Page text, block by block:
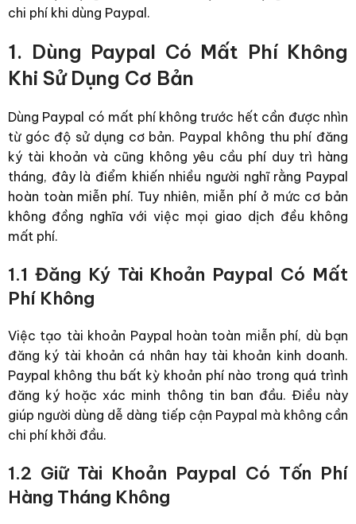
chi phí khi dùng Paypal.
1. Dùng Paypal Có Mất Phí Không
Khi Sử Dụng Cơ Bản
Dùng Paypal có mất phí không trước hết cần được nhìn
từ góc độ sử dụng cơ bản. Paypal không thu phí đăng
ký tài khoản và cũng không yêu cầu phí duy trì hàng
tháng, đây là điểm khiến nhiều người nghĩ rằng Paypal
hoàn toàn miễn phí. Tuy nhiên, miễn phí ở mức cơ bản
không đồng nghĩa với việc mọi giao dịch đều không
mất phí.
1.1 Đăng Ký Tài Khoản Paypal Có Mất
Phí Không
Việc tạo tài khoản Paypal hoàn toàn miễn phí, dù bạn
đăng ký tài khoản cá nhân hay tài khoản kinh doanh.
Paypal không thu bất kỳ khoản phí nào trong quá trình
đăng ký hoặc xác minh thông tin ban đầu. Điều này
giúp người dùng dễ dàng tiếp cận Paypal mà không cần
chi phí khởi đầu.
1.2 Giữ Tài Khoản Paypal Có Tốn Phí
Hàng Tháng Không